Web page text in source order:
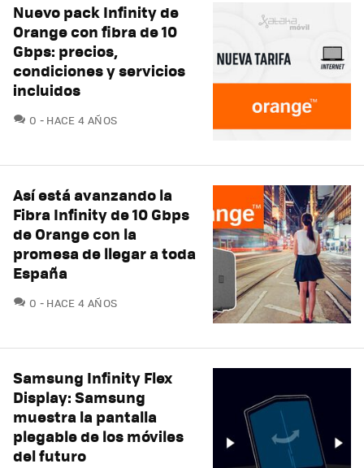
Nuevo pack Infinity de
Orange con fibra de 10
Gbps: precios,
condiciones y servicios
incluidos
0 COMENTARIOS
HACE 4 AÑOS
Así está avanzando la
Fibra Infinity de 10 Gbps
de Orange con la
promesa de llegar a toda
España
0 COMENTARIOS
HACE 4 AÑOS
Samsung Infinity Flex
Display: Samsung
muestra la pantalla
plegable de los móviles
del futuro